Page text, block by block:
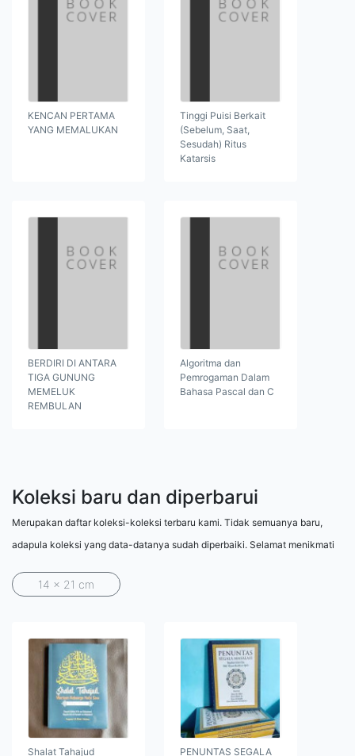
KENCAN PERTAMA
YANG MEMALUKAN
Tinggi Puisi Berkait
(Sebelum, Saat,
Sesudah) Ritus
Katarsis
BERDIRI DI ANTARA
TIGA GUNUNG
MEMELUK
REMBULAN
Algoritma dan
Pemrogaman Dalam
Bahasa Pascal dan C
Koleksi baru dan diperbarui
Merupakan daftar koleksi-koleksi terbaru kami. Tidak semuanya baru,
adapula koleksi yang data-datanya sudah diperbaiki. Selamat menikmati
14 x 21 cm
Shalat Tahajud PENUNTAS SEGALA